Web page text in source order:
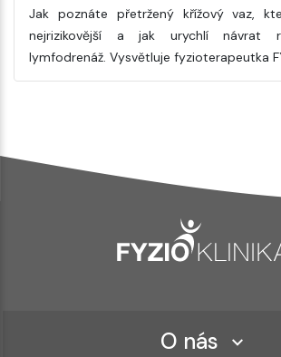
Jak poznáte přetržený křížový vaz,
nejrizikovější a jak urychlí návrat
lymfodrenáž. Vysvětluje fyzioterapeutka
O nás